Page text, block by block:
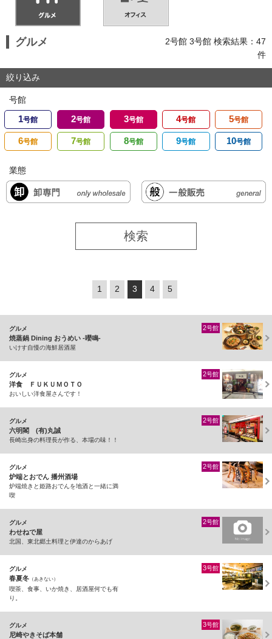
グルメ
2号館 3号館 検索結果：47
件
絞り込み
号館
1号館 2号館 3号館 4号館 5号館
6号館 7号館 8号館 9号館 10号館
業態
1 2 3 4 5
グルメ
焼蒸鍋 Dining おうめい -嚶鳴-
いけす自慢の海鮮居酒屋
2号館
グルメ
洋食 ＦＵＫＵＭＯＴＯ
おいしい洋食屋さんです！
2号館
グルメ
六明閣 (有)丸誠
長崎出身の料理長が作る、本場の味！！
2号館
グルメ
炉端とおでん 播州酒場
炉端焼きと姫路おでんを地酒と一緒に満
喫
2号館
グルメ
わせねで屋
北国、東北郷土料理と伊達のからあげ
2号館
グルメ
春夏冬 （あきない）
喫茶、食事、いか焼き、居酒屋何でも有
り。
3号館
グルメ
尼崎やきそば本舗
3号館